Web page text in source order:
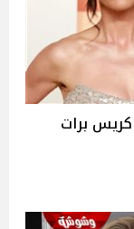
برات